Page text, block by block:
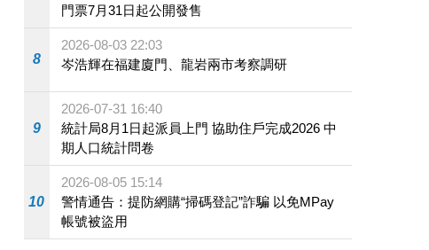
門票7月31日起公開發售
8
2026-08-03 22:03
岑浩輝在福建廈門、龍岩兩市考察調研
9
2026-07-31 16:40
統計局8月1日起派員上門 協助住戶完成2026 中
期人口統計問卷
10
2026-08-05 15:14
警情通告：提防網購“掃碼登記”詐騙 以免MPay
帳號被盜用